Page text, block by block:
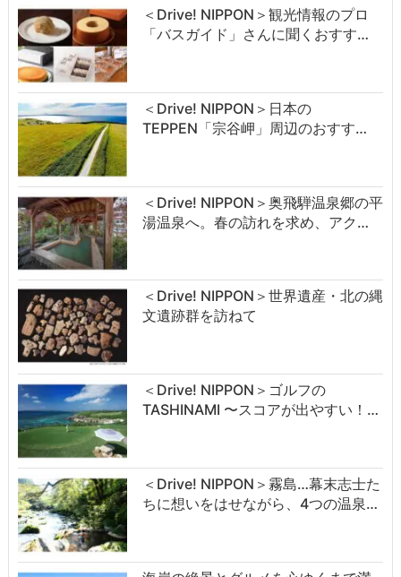
＜Drive! NIPPON＞観光情報のプロ
「バスガイド」さんに聞くおすす…
＜Drive! NIPPON＞日本の
TEPPEN「宗谷岬」周辺のおすす…
＜Drive! NIPPON＞奥飛騨温泉郷の平
湯温泉へ。春の訪れを求め、アク…
＜Drive! NIPPON＞世界遺産・北の縄
文遺跡群を訪ねて
＜Drive! NIPPON＞ゴルフの
TASHINAMI 〜スコアが出やすい！…
＜Drive! NIPPON＞霧島…幕末志士た
ちに想いをはせながら、4つの温泉…